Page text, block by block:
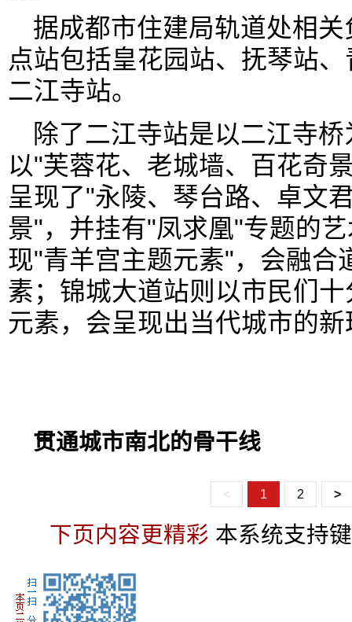
据成都市住建局轨道处相
点站包括皇花园站、抚琴站
二江寺站。
除了二江寺站是以二江寺
以"芙蓉花、老城墙、百花奇
呈现了"永陵、琴台路、卓文
景"，并挂有"凤求凰"专题的
现"青羊宫主题元素"，会融合
素；锦城大道站则以市民们
元素，会呈现出当代城市的
贯通城市南北的骨干线
< 1 2 >
下页内容更精彩 本系统支持